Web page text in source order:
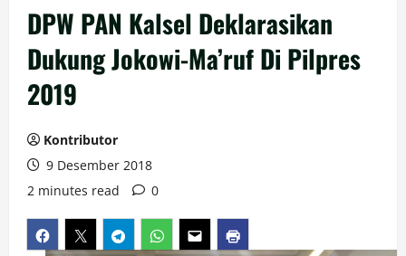
DPW PAN Kalsel Deklarasikan
Dukung Jokowi-Ma’ruf Di Pilpres
2019
Kontributor
9 Desember 2018
2 minutes read
0